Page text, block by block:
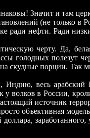
Значит и там
(не только
ради нефти. Ради
черту. Да,
голодных
на скудные порции.
весь
у волков в России,
источник
объективная
заработанного,